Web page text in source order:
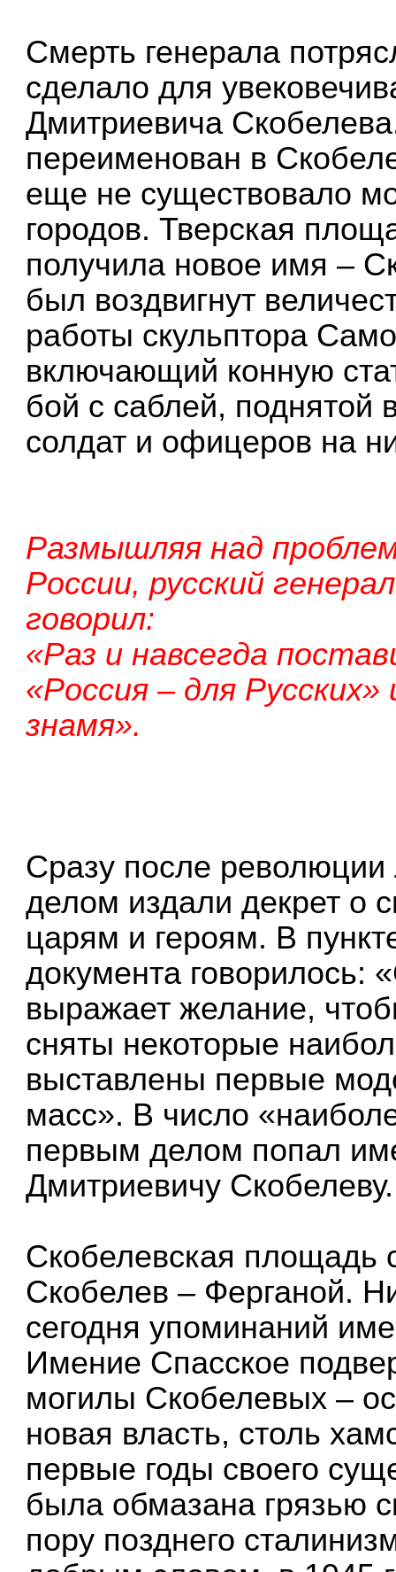
Смерть генерала
сделало для
Дмитриевича
переименован в
еще не существовало
городов. Тверская
получила новое имя –
был воздвигнут
работы скульптора
включающий конную
бой с саблей, поднятой
солдат и офицеров на
Размышляя над
России, русский
говорил:
«Раз и навсегда
«Россия – для
знамя».
Сразу после
делом издали декрет о
царям и героям. В
документа говорилось:
выражает желание,
сняты некоторые
выставлены первые
масс». В число
первым делом попал
Дмитриевичу Скобелеву.
Скобелевская площадь
Скобелев – Ферганой.
сегодня упоминаний
Имение Спасское
могилы Скобелевых –
новая власть, столь
первые годы своего
была обмазана грязью
пору позднего